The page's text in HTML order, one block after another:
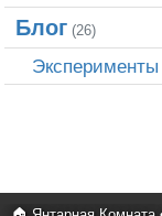
Блог (26)
Эксперименты